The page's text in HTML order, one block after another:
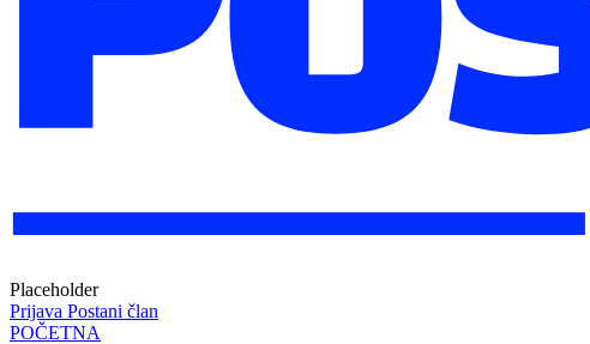
Placeholder
Prijava Postani član
POČETNA